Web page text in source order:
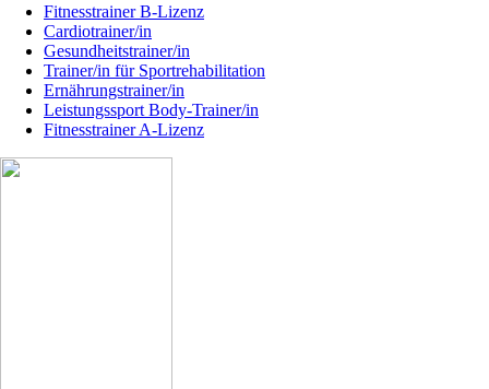
Fitnesstrainer B-Lizenz
Cardiotrainer/in
Gesundheitstrainer/in
Trainer/in für Sportrehabilitation
Ernährungstrainer/in
Leistungssport Body-Trainer/in
Fitnesstrainer A-Lizenz